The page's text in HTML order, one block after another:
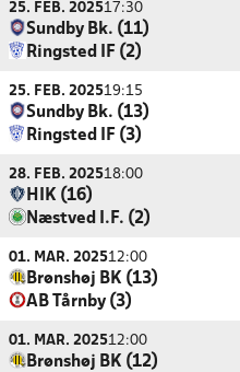
25. FEB. 202517:30
Sundby Bk. (11)
Ringsted IF (2)
25. FEB. 202519:15
Sundby Bk. (13)
Ringsted IF (3)
28. FEB. 202518:00
HIK (16)
Næstved I.F. (2)
01. MAR. 202512:00
Brønshøj BK (13)
AB Tårnby (3)
01. MAR. 202512:00
Brønshøj BK (12)